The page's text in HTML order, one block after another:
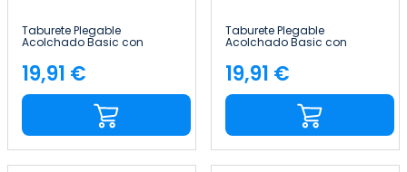
Taburete Plegable
Acolchado Basic con
7house
Precio
19,91 €
Taburete Plegable
Acolchado Basic con
7house
Precio
19,91 €